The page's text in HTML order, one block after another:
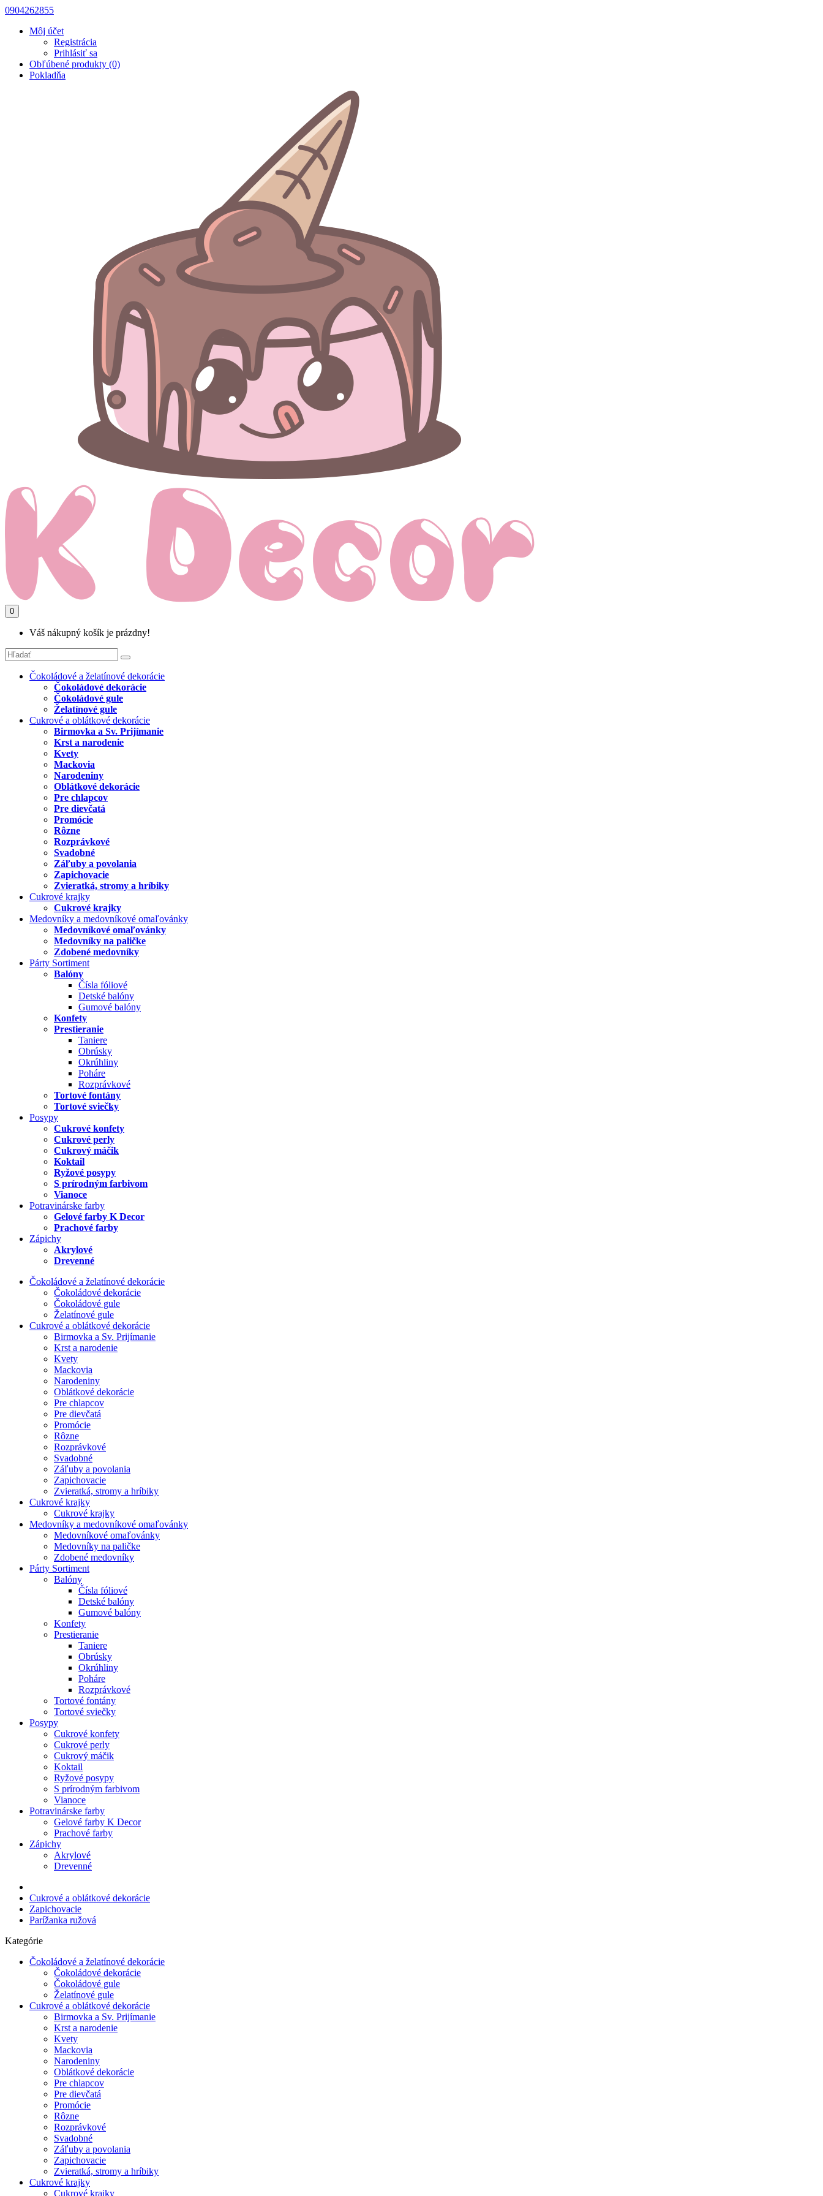
0904262855
Môj účet
Registrácia
Prihlásiť sa
Obľúbené produkty (0)
Pokladňa
0
Váš nákupný košík je prázdny!
Čokoládové a želatínové dekorácie
Čokoládové dekorácie
Čokoládové gule
Želatínové gule
Cukrové a oblátkové dekorácie
Birmovka a Sv. Prijímanie
Krst a narodenie
Kvety
Mackovia
Narodeniny
Oblátkové dekorácie
Pre chlapcov
Pre dievčatá
Promócie
Rôzne
Rozprávkové
Svadobné
Záľuby a povolania
Zapichovacie
Zvieratká, stromy a hríbiky
Cukrové krajky
Cukrové krajky
Medovníky a medovníkové omaľovánky
Medovníkové omaľovánky
Medovníky na paličke
Zdobené medovníky
Párty Sortiment
Balóny
Čísla fóliové
Detské balóny
Gumové balóny
Konfety
Prestieranie
Taniere
Obrúsky
Okrúhliny
Poháre
Rozprávkové
Tortové fontány
Tortové sviečky
Posypy
Cukrové konfety
Cukrové perly
Cukrový máčik
Koktail
Ryžové posypy
S prírodným farbivom
Vianoce
Potravinárske farby
Gelové farby K Decor
Prachové farby
Zápichy
Akrylové
Drevenné
Čokoládové a želatínové dekorácie
Čokoládové dekorácie
Čokoládové gule
Želatínové gule
Cukrové a oblátkové dekorácie
Birmovka a Sv. Prijímanie
Krst a narodenie
Kvety
Mackovia
Narodeniny
Oblátkové dekorácie
Pre chlapcov
Pre dievčatá
Promócie
Rôzne
Rozprávkové
Svadobné
Záľuby a povolania
Zapichovacie
Zvieratká, stromy a hríbiky
Cukrové krajky
Cukrové krajky
Medovníky a medovníkové omaľovánky
Medovníkové omaľovánky
Medovníky na paličke
Zdobené medovníky
Párty Sortiment
Balóny
Čísla fóliové
Detské balóny
Gumové balóny
Konfety
Prestieranie
Taniere
Obrúsky
Okrúhliny
Poháre
Rozprávkové
Tortové fontány
Tortové sviečky
Posypy
Cukrové konfety
Cukrové perly
Cukrový máčik
Koktail
Ryžové posypy
S prírodným farbivom
Vianoce
Potravinárske farby
Gelové farby K Decor
Prachové farby
Zápichy
Akrylové
Drevenné
Cukrové a oblátkové dekorácie
Zapichovacie
Parížanka ružová
Kategórie
Čokoládové a želatínové dekorácie
Čokoládové dekorácie
Čokoládové gule
Želatínové gule
Cukrové a oblátkové dekorácie
Birmovka a Sv. Prijímanie
Krst a narodenie
Kvety
Mackovia
Narodeniny
Oblátkové dekorácie
Pre chlapcov
Pre dievčatá
Promócie
Rôzne
Rozprávkové
Svadobné
Záľuby a povolania
Zapichovacie
Zvieratká, stromy a hríbiky
Cukrové krajky
Cukrové krajky